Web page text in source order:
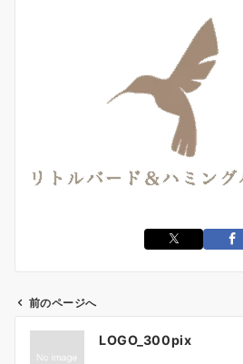
前のページへ
LOGO_300pix